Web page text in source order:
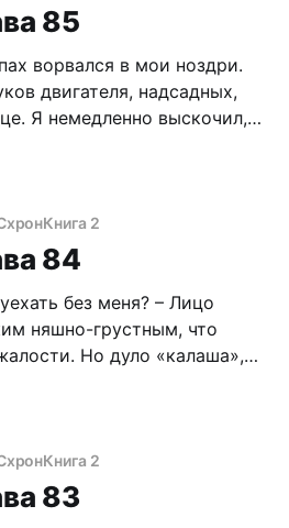
моему жаждущему
справедливости сердцу. Черт, пендосский
85
ворвался в мои ноздри.
двигателя, надсадных,
Я немедленно выскочил,
глушить движок. И так бы
горящими
в
Книга 2
84
без меня? – Лицо
няшно-грустным, что
Но дуло «калаша»,
– махнул в сторону
Книга 2
83